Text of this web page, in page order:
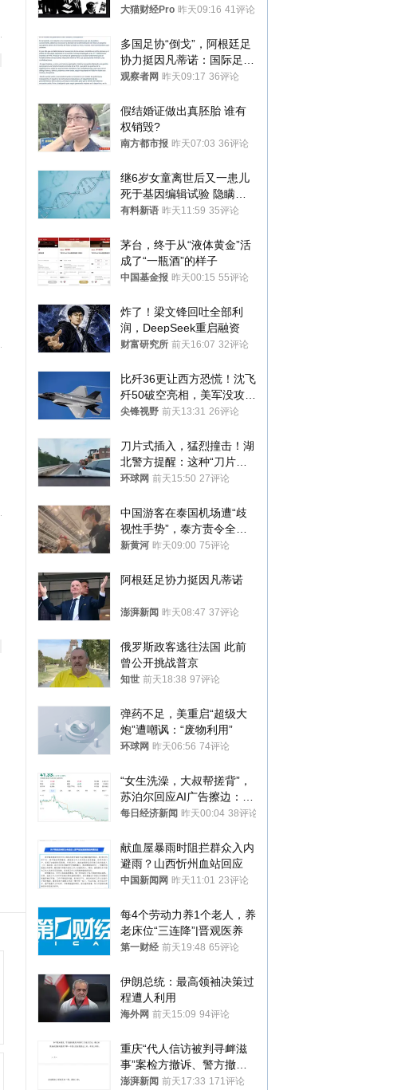
大猫财经Pro 昨天09:16 41评论
多国足协“倒戈”，阿根廷足
协力挺因凡蒂诺：国际足联
今后应继续在其领导下前行
观察者网 昨天09:17 36评论
假结婚证做出真胚胎 谁有
权销毁?
南方都市报 昨天07:03 36评论
继6岁女童离世后又一患儿
死于基因编辑试验 隐瞒一
年才对外披露
有料新语 昨天11:59 35评论
茅台，终于从“液体黄金”活
成了“一瓶酒”的样子
中国基金报 昨天00:15 55评论
炸了！梁文锋回吐全部利
润，DeepSeek重启融资
财富研究所 前天16:07 32评论
比歼36更让西方恐慌！沈飞
歼50破空亮相，美军没攻克
的技术被拿下
尖锋视野 前天13:31 26评论
刀片式插入，猛烈撞击！湖
北警方提醒：这种“刀片超
车”，太危险了
环球网 前天15:50 27评论
中国游客在泰国机场遭“歧
视性手势”，泰方责令全面
调查，对责任人采取最严厉
新黄河 昨天09:00 75评论
阿根廷足协力挺因凡蒂诺
澎湃新闻 昨天08:47 37评论
俄罗斯政客逃往法国 此前
曾公开挑战普京
知世 前天18:38 97评论
弹药不足，美重启“超级大
炮”遭嘲讽：“废物利用”
环球网 昨天06:56 74评论
“女生洗澡，大叔帮搓背”，
苏泊尔回应AI广告擦边：视
频全下架，已强化内容管理
每日经济新闻 昨天00:04 38评论
献血屋暴雨时阻拦群众入内
避雨？山西忻州血站回应
中国新闻网 昨天11:01 23评论
每4个劳动力养1个老人，养
老床位“三连降”|晋观医养
第一财经 前天19:48 65评论
伊朗总统：最高领袖决策过
程遭人利用
海外网 前天15:09 94评论
重庆“代人信访被判寻衅滋
事”案检方撤诉、警方撤
案，两被告人获国赔
澎湃新闻 前天17:33 171评论